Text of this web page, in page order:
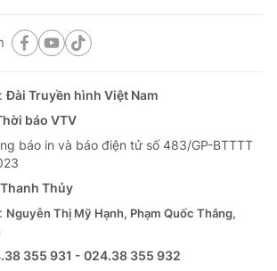
Đài Truyền hình Việt Nam
báo VTV
báo in và báo điện tử số 483/GP-BTTTT
Thủy
Nguyễn Thị Mỹ Hạnh, Phạm Quốc Thắng,
355 931 - 024.38 355 932